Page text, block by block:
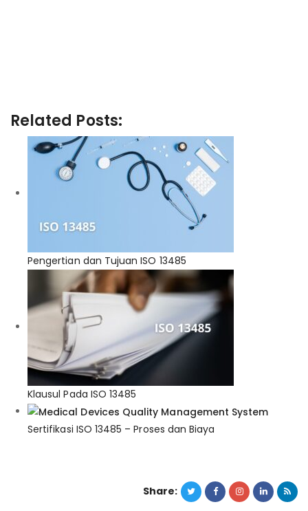
Related Posts:
Pengertian dan Tujuan ISO 13485
Klausul Pada ISO 13485
Sertifikasi ISO 13485 – Proses dan Biaya
Share: